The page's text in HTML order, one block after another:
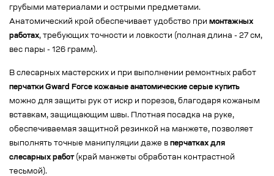
грубыми материалами и острыми предметами.
Анатомический крой обеспечивает удобство при монтажных
работах, требующих точности и ловкости (полная длина - 27 см,
вес пары - 126 грамм).
В слесарных мастерских и при выполнении ремонтных работ
перчатки Gward Force кожаные анатомические серые купить
можно для защиты рук от искр и порезов, благодаря кожаным
вставкам, защищающим швы. Плотная посадка на руке,
обеспечиваемая защитной резинкой на манжете, позволяет
выполнять точные манипуляции даже в перчатках для
слесарных работ(край манжеты обработан контрастной
тесьмой).